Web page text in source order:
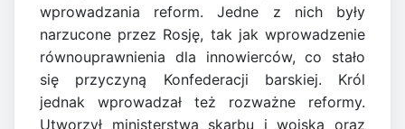
wprowadzania reform. Jedne z nich były
narzucone przez Rosję, tak jak wprowadzenie
równouprawnienia dla innowierców, co stało
się przyczyną Konfederacji barskiej. Król
jednak wprowadzał też rozważne reformy.
Utworzył ministerstwa skarbu i wojska oraz